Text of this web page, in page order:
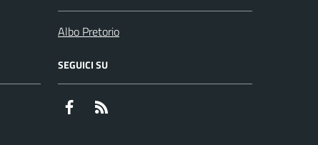
Albo Pretorio
SEGUICI SU
Facebook